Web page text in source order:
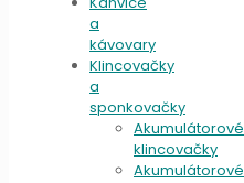
a
kávovary
Klincovačky
a
sponkovačky
Akumulátorové
klincovačky
Akumulátorové